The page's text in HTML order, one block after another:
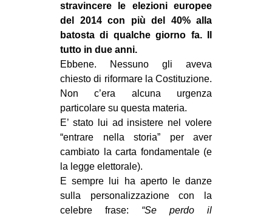
EVENTI
in
Fb
tw
bsky
ms
SEARCH
stravincere le elezioni europee
del 2014 con più del 40% alla
batosta di qualche giorno fa. Il
tutto in due anni.
Ebbene. Nessuno gli aveva
chiesto di riformare la Costituzione.
Non c’era alcuna urgenza
particolare su questa materia.
E’ stato lui ad insistere nel volere
“entrare nella storia” per aver
cambiato la carta fondamentale (e
la legge elettorale).
E sempre lui ha aperto le danze
sulla personalizzazione con la
celebre frase: “Se perdo il